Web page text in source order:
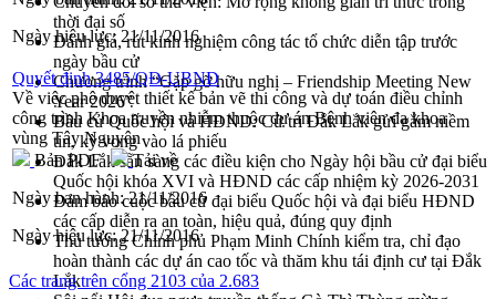
thời đại số
Đánh giá, rút kinh nghiệm công tác tổ chức diễn tập trước
ngày bầu cử
Chương trình “Gặp gỡ hữu nghị – Friendship Meeting New
Year 2026”
Bầu cử Quốc hội và HĐND: Cử tri Đắk Lắk gửi gắm niềm
tin, kỳ vọng vào lá phiếu
Đắk Lắk sẵn sàng các điều kiện cho Ngày hội bầu cử đại biểu
Quốc hội khóa XVI và HĐND các cấp nhiệm kỳ 2026-2031
Đảm bảo cuộc bầu cử đại biểu Quốc hội và đại biểu HĐND
các cấp diễn ra an toàn, hiệu quả, đúng quy định
Thủ tướng Chính phủ Phạm Minh Chính kiểm tra, chỉ đạo
hoàn thành các dự án cao tốc và thăm khu tái định cư tại Đắk
Lắk
Ngày hiệu lực: 21/11/2016
Quyết định 3485/QĐ-UBND
Về việc phê duyệt thiết kế bản vẽ thi công và dự toán điều chỉnh
công trình Khoa truyền nhiễm thuộc dự án Bệnh viên đa khoa
vùng Tây Nguyên
Bản PDF
Tải về
Ngày ban hành:21/11/2016
Ngày hiệu lực:21/11/2016
Các trang trên cổng 2103 của 2.683